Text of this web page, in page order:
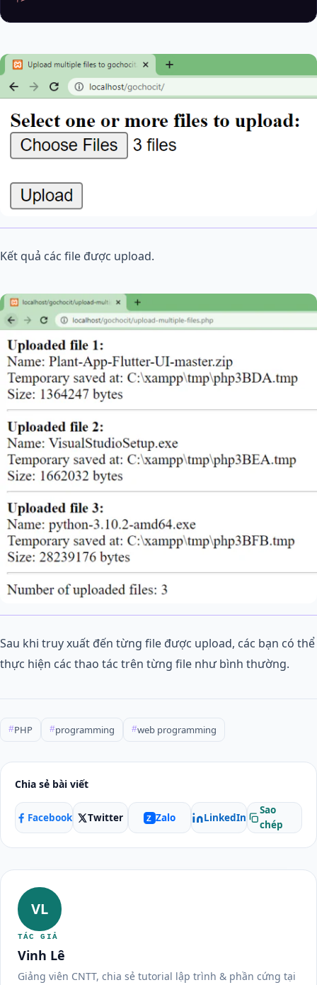
Kết quả các file được upload.
Sau khi truy xuất đến từng file được upload, các bạn có thể
thực hiện các thao tác trên từng file như bình thường.
#PHP #programming #web programming
Chia sẻ bài viết
Facebook Twitter Z Zalo LinkedIn
Sao
chép
VL
TÁC GIẢ
Vinh Lê
Giảng viên CNTT, chia sẻ tutorial lập trình & phần cứng tại